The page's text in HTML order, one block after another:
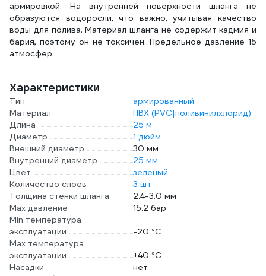
армировкой. На внутренней поверхности шланга не
образуются водоросли, что важно, учитывая качество
воды для полива. Материал шланга не содержит кадмия и
бария, поэтому он не токсичен. Предельное давление 15
атмосфер.
Характеристики
Тип
армированный
Материал
ПВХ (PVC|поливинилхлорид)
Длина
25 м
Диаметр
1 дюйм
Внешний диаметр
30 мм
Внутренний диаметр
25 мм
Цвет
зеленый
Количество слоев
3 шт
Толщина стенки шланга
2.4-3.0 мм
Max давление
15.2 бар
Min температура
эксплуатации
-20 °С
Мах температура
эксплуатации
+40 °С
Насадки
нет